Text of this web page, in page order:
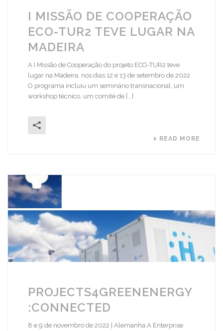
I MISSÃO DE COOPERAÇÃO
ECO-TUR2 TEVE LUGAR NA
MADEIRA
A I Missão de Cooperação do projeto ECO-TUR2 teve
lugar na Madeira, nos dias 12 e 13 de setembro de 2022.
O programa incluiu um seminário transnacional, um
workshop técnico, um comité de [...]
READ MORE
PROJECTS4GREENENERGY
:CONNECTED
8 e 9 de novembro de 2022 | Alemanha A Enterprise